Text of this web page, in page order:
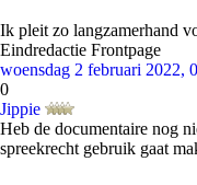
Ik pleit zo langzamerhand
Eindredactie Frontpage
woensdag 2 februari 2022,
0
Jippie
Heb de documentaire nog
spreekrecht gebruik gaat